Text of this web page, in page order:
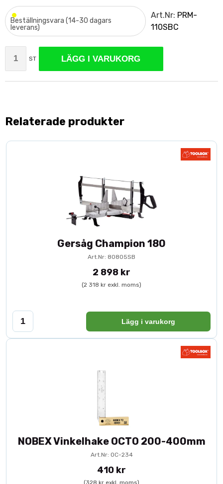
•
Beställningsvara (14-30 dagars
leverans)
Art.Nr: PRM-
110SBC
ST LÄGG I VARUKORG
Relaterade produkter
Gersåg Champion 180
Art.Nr: 80805SB
2 898 kr
(2 318 kr exkl. moms)
Lägg i varukorg
NOBEX Vinkelhake OCTO 200-400mm
Art.Nr: OC-234
410 kr
(328 kr exkl. moms)